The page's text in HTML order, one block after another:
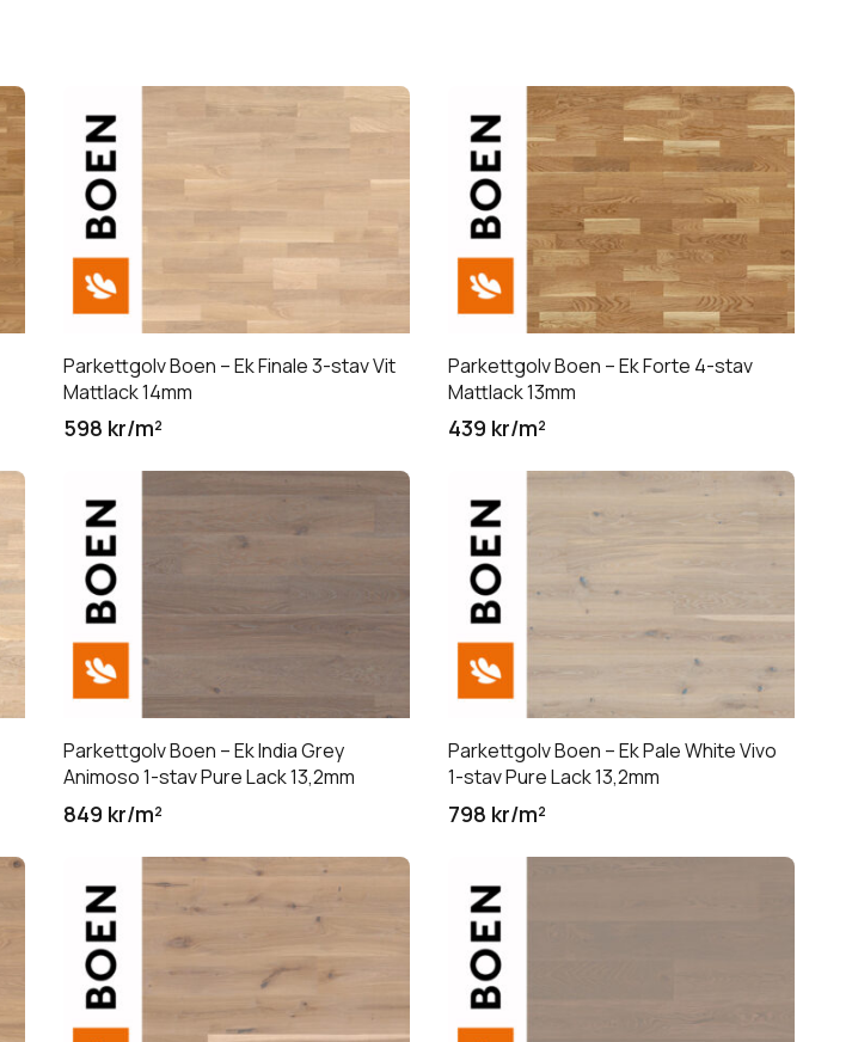
Parkettgolv Boen – Ek Finale 3-stav Vit
Mattlack 14mm
598 kr/m²
Parkettgolv Boen – Ek Forte 4-stav
Mattlack 13mm
439 kr/m²
Parkettgolv Boen – Ek India Grey
Animoso 1-stav Pure Lack 13,2mm
849 kr/m²
Parkettgolv Boen – Ek Pale White Vivo
1-stav Pure Lack 13,2mm
798 kr/m²